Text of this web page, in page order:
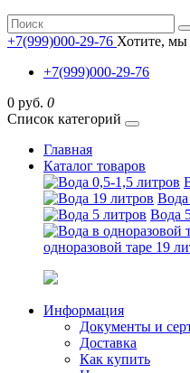
+7(999)000-29-76 Хотите, мы
+7(999)000-29-76
0 руб. 0
Список категорий
Главная
Каталог товаров
Вода
Вода
одноразовой таре 19
Информация
Документы и
Доставка
Как купить